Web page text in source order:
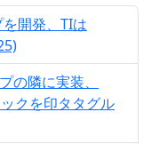
開発、TIは
の隣に実装、
クを印タタグル